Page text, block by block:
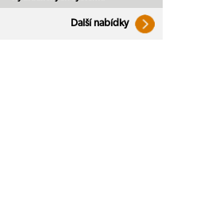
Další nabídky